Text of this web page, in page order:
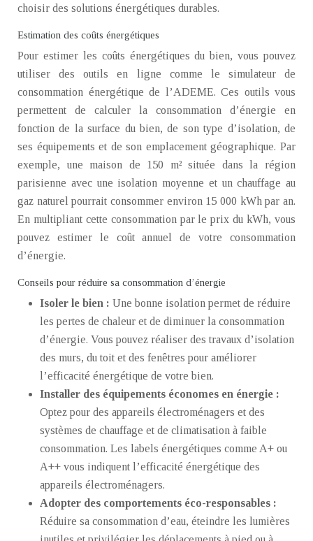
choisir des solutions énergétiques durables.
Estimation des coûts énergétiques
Pour estimer les coûts énergétiques du bien, vous pouvez
utiliser des outils en ligne comme le simulateur de
consommation énergétique de l’ADEME. Ces outils vous
permettent de calculer la consommation d’énergie en
fonction de la surface du bien, de son type d’isolation, de
ses équipements et de son emplacement géographique. Par
exemple, une maison de 150 m² située dans la région
parisienne avec une isolation moyenne et un chauffage au
gaz naturel pourrait consommer environ 15 000 kWh par an.
En multipliant cette consommation par le prix du kWh, vous
pouvez estimer le coût annuel de votre consommation
d’énergie.
Conseils pour réduire sa consommation d’énergie
Isoler le bien : Une bonne isolation permet de réduire
les pertes de chaleur et de diminuer la consommation
d’énergie. Vous pouvez réaliser des travaux d’isolation
des murs, du toit et des fenêtres pour améliorer
l’efficacité énergétique de votre bien.
Installer des équipements économes en énergie :
Optez pour des appareils électroménagers et des
systèmes de chauffage et de climatisation à faible
consommation. Les labels énergétiques comme A+ ou
A++ vous indiquent l’efficacité énergétique des
appareils électroménagers.
Adopter des comportements éco-responsables :
Réduire sa consommation d’eau, éteindre les lumières